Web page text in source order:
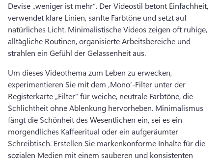
Devise „weniger ist mehr“. Der Videostil betont Einfachheit,
verwendet klare Linien, sanfte Farbtöne und setzt auf
natürliches Licht. Minimalistische Videos zeigen oft ruhige,
alltägliche Routinen, organisierte Arbeitsbereiche und
strahlen ein Gefühl der Gelassenheit aus.
Um dieses Videothema zum Leben zu erwecken,
experimentieren Sie mit dem ‚Mono‘-Filter unter der
Registerkarte „Filter“ für weiche, neutrale Farbtöne, die
Schlichtheit ohne Ablenkung hervorheben. Minimalismus
fängt die Schönheit des Wesentlichen ein, sei es ein
morgendliches Kaffeeritual oder ein aufgeräumter
Schreibtisch. Erstellen Sie markenkonforme Inhalte für die
sozialen Medien mit einem sauberen und konsistenten